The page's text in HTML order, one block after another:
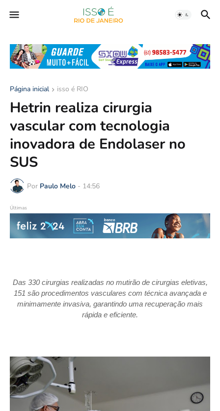
Página inicial isso é RIO
Hetrin realiza cirurgia
vascular com tecnologia
inovadora de Endolaser no
SUS
Por Paulo Melo - 14:56
Últimas
Das 330 cirurgias realizadas no mutirão de cirurgias eletivas,
151 são procedimentos vasculares com técnica avançada e
minimamente invasiva, garantindo uma recuperação mais
rápida e eficiente.